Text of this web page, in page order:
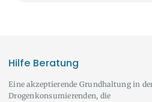
Hilfe Beratung
Eine akzeptierende Grundhaltung in
Drogenkonsumierenden, die